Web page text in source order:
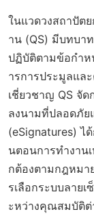
ในแวดวงสถาปัต
าน (QS) มีบทบา
ปฏิบัติตามข้อกำห
ารการประมูลแล
เชี่ยวชาญ QS จั
ลงนามที่ปลอดภัย
(eSignatures) ไ
นตอนการทำงาน
กต้องตามกฎหมา
รเลือกระบบลาย
ะหว่างคุณสมบัติต่